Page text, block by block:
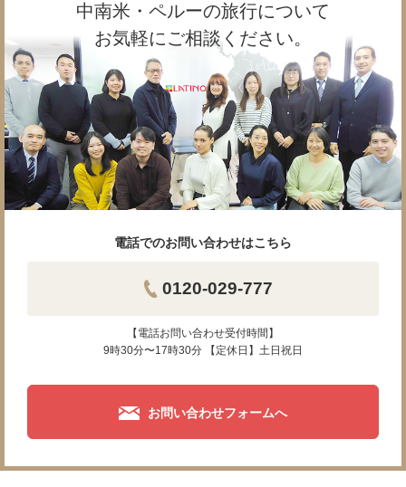
中南米・ペルーの旅行について
お気軽にご相談ください。
電話でのお問い合わせはこちら
0120-029-777
【電話お問い合わせ受付時間】
9時30分〜17時30分 【定休日】土日祝日
お問い合わせフォームへ